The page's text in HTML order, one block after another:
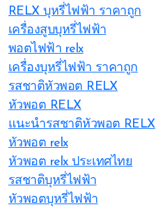
RELX บุหรี่ไฟฟ้า ราคาถูก
เครื่องสูบบุหรี่ไฟฟ้า
พอตไฟฟ้า relx
เครื่องบุหรี่ไฟฟ้า ราคาถูก
รสชาติหัวพอต RELX
หัวพอต RELX
แนะนำรสชาติหัวพอต RELX
หัวพอต relx
หัวพอต relx ประเทศไทย
รสชาติบุหรี่ไฟฟ้า
หัวพอตบุหรี่ไฟฟ้า